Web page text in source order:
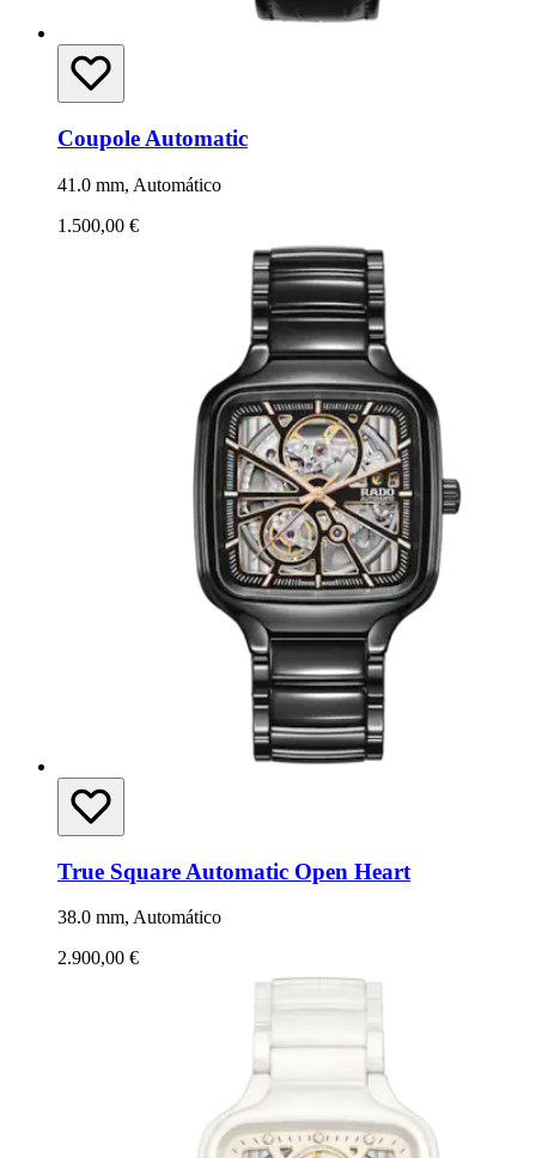
Coupole Automatic
41.0 mm, Automático
1.500,00 €
True Square Automatic Open Heart
38.0 mm, Automático
2.900,00 €